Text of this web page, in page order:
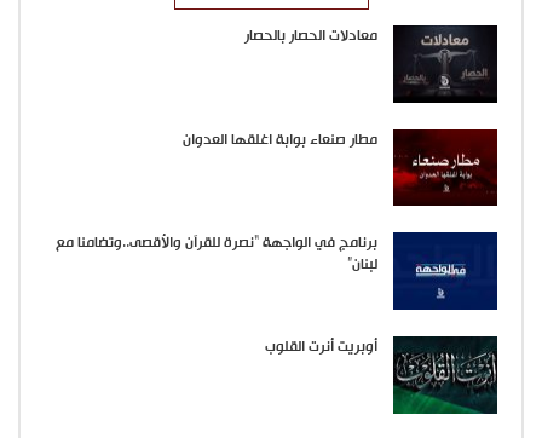
معادلات الحصار بالحصار
مطار صنعاء بوابة اغلقها العدوان
برنامج في الواجهة “نصرة للقرآن والأقصى..وتضامنا مع
لبنان”
أوبريت أنرت القلوب